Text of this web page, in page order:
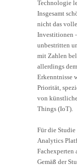
Technologie
Insgesamt
nicht das
Investitionen
unbestritten
mit Zahlen
allerdings
Erkenntnisse
Priorität,
von
Things (IoT).
Für die Studie
Analytics
Fachexperten
Gemäß der